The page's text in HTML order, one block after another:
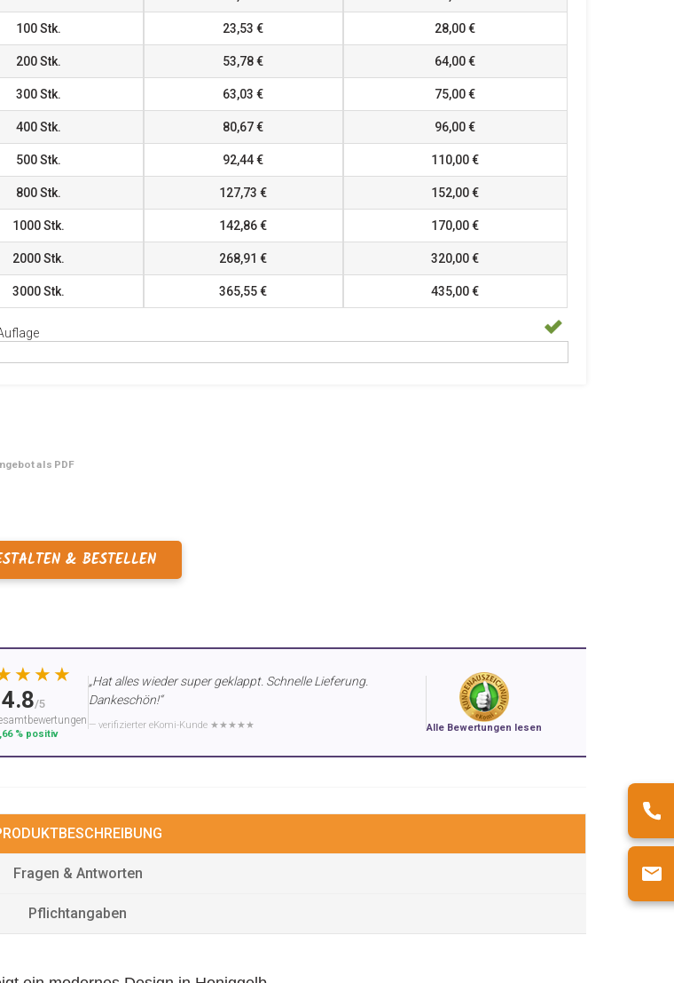
100Stk. 23,53 € 28,00 €
200Stk. 53,78 € 64,00 €
300Stk. 63,03 € 75,00 €
400Stk. 80,67 € 96,00 €
500Stk. 92,44 € 110,00 €
800Stk. 127,73 € 152,00 €
1000Stk. 142,86 € 170,00 €
2000Stk. 268,91 € 320,00 €
3000Stk. 365,55 € 435,00 €
als PDF
& BESTELLEN
4.8/5
% positiv
„Hat alles wieder super geklappt. Schnelle Lieferung.
Dankeschön!“
— verifizierter eKomi-Kunde ★★★★★ Alle Bewertungen lesen
Fragen & Antworten
Pflichtangaben